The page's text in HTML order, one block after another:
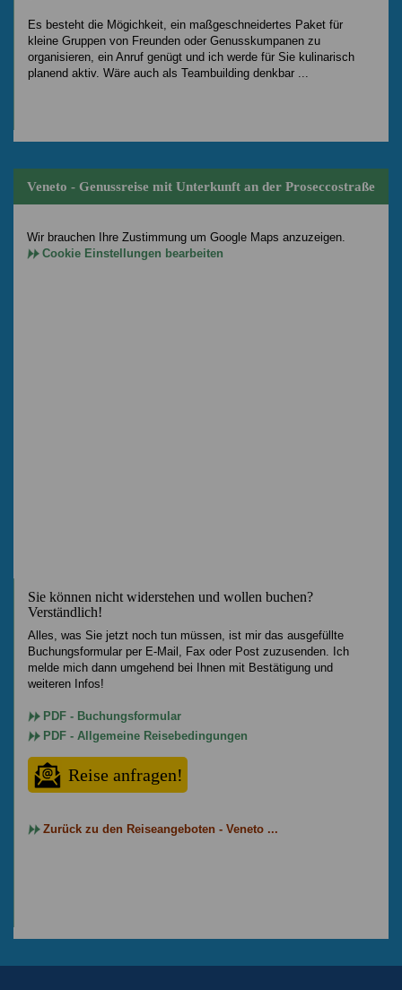
Es besteht die Mögichkeit, ein maßgeschneidertes Paket für
kleine Gruppen von Freunden oder Genusskumpanen zu
organisieren, ein Anruf genügt und ich werde für Sie kulinarisch
planend aktiv. Wäre auch als Teambuilding denkbar ...
Veneto - Genussreise mit Unterkunft an der Proseccostraße
Wir brauchen Ihre Zustimmung um Google Maps anzuzeigen.
Cookie Einstellungen bearbeiten
Sie können nicht widerstehen und wollen buchen?
Verständlich!
Alles, was Sie jetzt noch tun müssen, ist mir das ausgefüllte
Buchungsformular per E-Mail, Fax oder Post zuzusenden. Ich
melde mich dann umgehend bei Ihnen mit Bestätigung und
weiteren Infos!
PDF - Buchungsformular
PDF - Allgemeine Reisebedingungen
Reise anfragen!
Zurück zu den Reiseangeboten - Veneto ...